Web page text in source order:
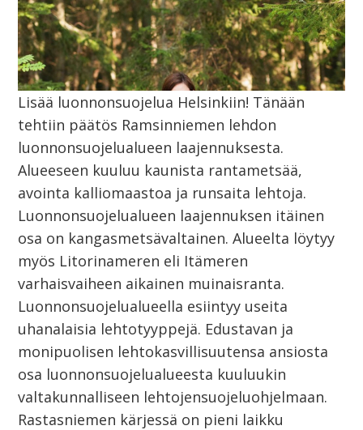
Lisää luonnonsuojelua Helsinkiin! Tänään
tehtiin päätös Ramsinniemen lehdon
luonnonsuojelualueen laajennuksesta.
Alueeseen kuuluu kaunista rantametsää,
avointa kalliomaastoa ja runsaita lehtoja.
Luonnonsuojelualueen laajennuksen itäinen
osa on kangasmetsävaltainen. Alueelta löytyy
myös Litorinameren eli Itämeren
varhaisvaiheen aikainen muinaisranta.
Luonnonsuojelualueella esiintyy useita
uhanalaisia lehtotyyppejä. Edustavan ja
monipuolisen lehtokasvillisuutensa ansiosta
osa luonnonsuojelualueesta kuuluukin
valtakunnalliseen lehtojensuojeluohjelmaan.
Rastasniemen kärjessä on pieni laikku